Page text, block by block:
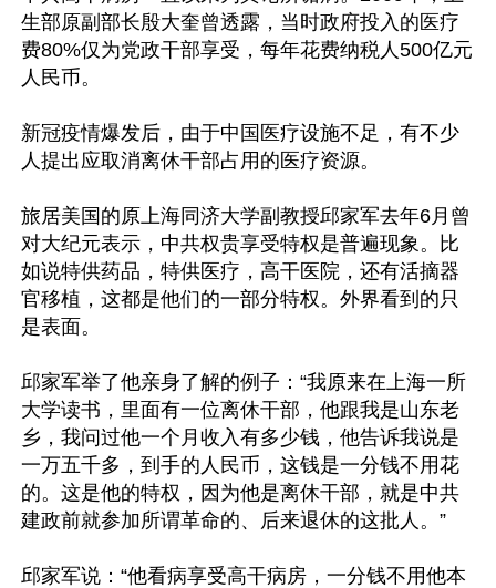
生部原副部长殷大奎曾透露，当时政府投入的医疗
费80%仅为党政干部享受，每年花费纳税人500亿元
人民币。
新冠疫情爆发后，由于中国医疗设施不足，有不少
人提出应取消离休干部占用的医疗资源。
旅居美国的原上海同济大学副教授邱家军去年6月曾
对大纪元表示，中共权贵享受特权是普遍现象。比
如说特供药品，特供医疗，高干医院，还有活摘器
官移植，这都是他们的一部分特权。外界看到的只
是表面。
邱家军举了他亲身了解的例子：“我原来在上海一所
大学读书，里面有一位离休干部，他跟我是山东老
乡，我问过他一个月收入有多少钱，他告诉我说是
一万五千多，到手的人民币，这钱是一分钱不用花
的。这是他的特权，因为他是离休干部，就是中共
建政前就参加所谓革命的、后来退休的这批人。”
邱家军说：“他看病享受高干病房，一分钱不用他本